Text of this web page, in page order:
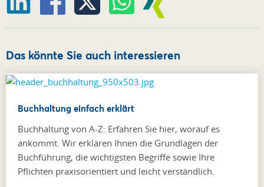
Das könnte Sie auch interessieren
Buchhaltung einfach erklärt
Buchhaltung von A-Z: Erfahren Sie hier, worauf es
ankommt. Wir erklären Ihnen die Grundlagen der
Buchführung, die wichtigsten Begriffe sowie Ihre
Pflichten praxisorientiert und leicht verständlich.